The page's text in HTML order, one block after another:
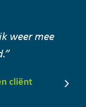
weer mee
cliënt